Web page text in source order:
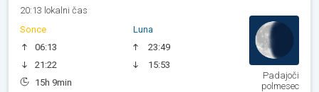
20:13 lokalni čas
Sonce
06:13
21:22
15h 9min
Luna
23:49
15:53
Padajoči
polmesec